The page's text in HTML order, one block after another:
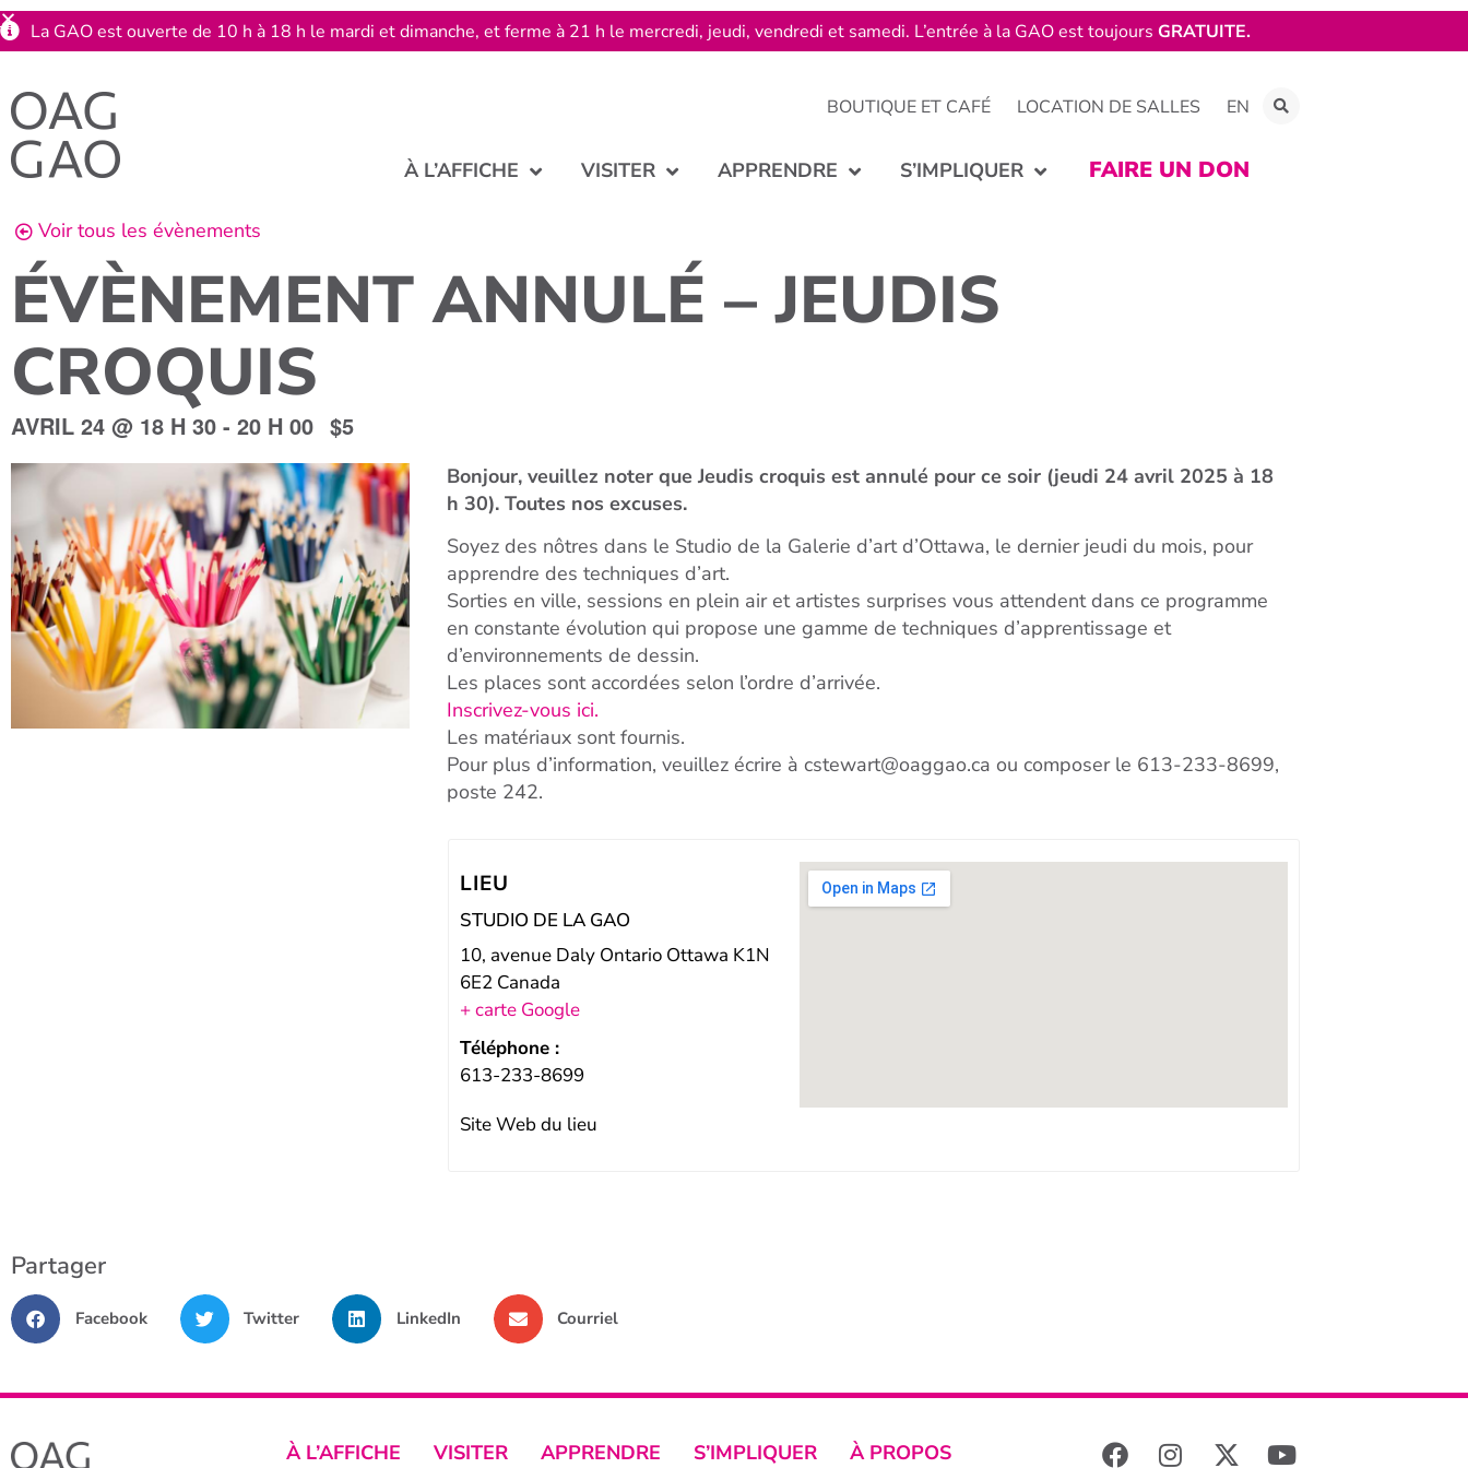
BOUTIQUE ET CAFÉ LOCATION DE SALLES EN
À L’AFFICHE VISITER APPRENDRE S’IMPLIQUER FAIRE UN DON
Voir tous les évènements
ÉVÈNEMENT ANNULÉ – JEUDIS
CROQUIS
AVRIL 24 @ 18 H 30 - 20 H 00 $5
Bonjour, veuillez noter que Jeudis croquis est annulé pour ce soir (jeudi 24 avril 2025 à 18
h 30). Toutes nos excuses.
Soyez des nôtres dans le Studio de la Galerie d’art d’Ottawa, le dernier jeudi du mois, pour
apprendre des techniques d’art.
Sorties en ville, sessions en plein air et artistes surprises vous attendent dans ce programme
en constante évolution qui propose une gamme de techniques d’apprentissage et
d’environnements de dessin.
Les places sont accordées selon l’ordre d’arrivée.
Inscrivez-vous ici.
Les matériaux sont fournis.
Pour plus d’information, veuillez écrire à cstewart@oaggao.ca ou composer le 613-233-8699,
poste 242.
LIEU
STUDIO DE LA GAO
10, avenue Daly Ontario Ottawa K1N
6E2 Canada
+ carte Google
Téléphone :
613-233-8699
Site Web du lieu
Partager
Facebook Twitter LinkedIn Courriel
À L’AFFICHE VISITER APPRENDRE S’IMPLIQUER À PROPOS
La GAO est ouverte de 10 h à 18 h le mardi et dimanche, et ferme à 21 h le mercredi, jeudi, vendredi et samedi. L’entrée à la GAO est toujours GRATUITE.